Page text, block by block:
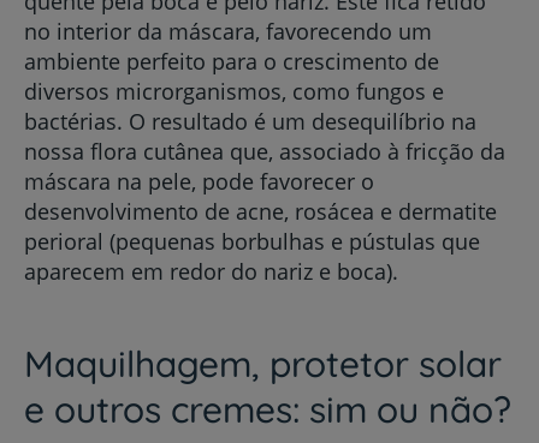
no interior da máscara, favorecendo um
ambiente perfeito para o crescimento de
diversos microrganismos, como fungos e
bactérias. O resultado é um desequilíbrio na
nossa flora cutânea que, associado à fricção da
máscara na pele, pode favorecer o
desenvolvimento de acne, rosácea e dermatite
perioral (pequenas borbulhas e pústulas que
aparecem em redor do nariz e boca).
Maquilhagem, protetor solar
e outros cremes: sim ou não?